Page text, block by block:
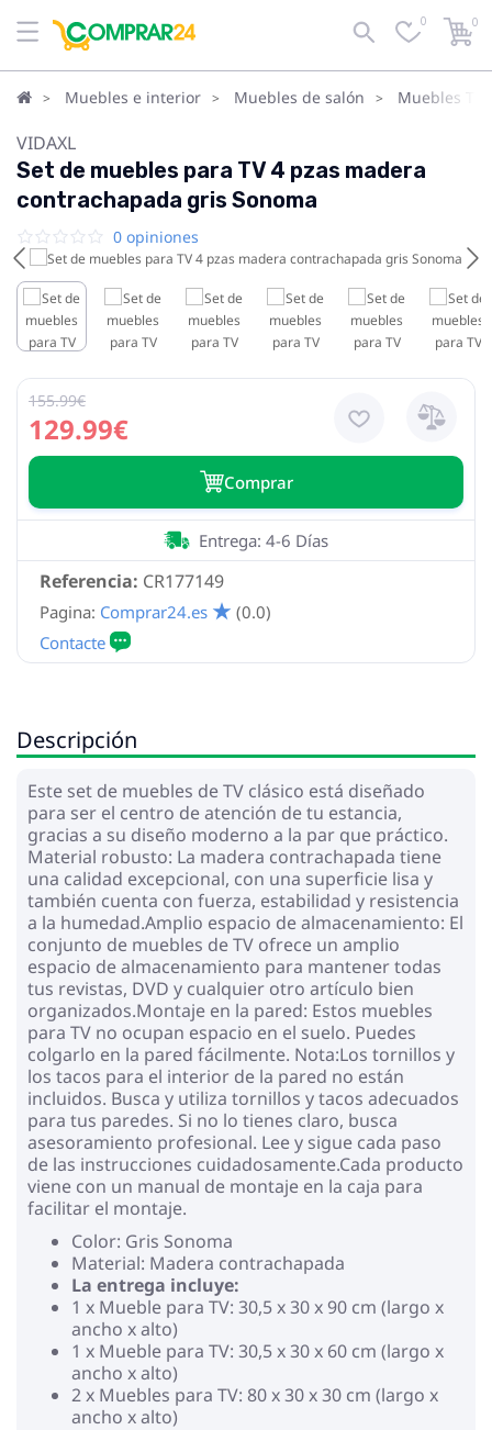
0 0
Muebles e interior Muebles de salón Muebles TV
VIDAXL
Set de muebles para TV 4 pzas madera
contrachapada gris Sonoma
0 opiniones
129.99€
155.99€
Сomprar
Referencia: CR177149
Entrega: 4-6 Días
Pagina: Comprar24.es (0.0)
Descripción
Este set de muebles de TV clásico está diseñado
para ser el centro de atención de tu estancia,
gracias a su diseño moderno a la par que práctico.
Material robusto: La madera contrachapada tiene
una calidad excepcional, con una superficie lisa y
también cuenta con fuerza, estabilidad y resistencia
a la humedad.Amplio espacio de almacenamiento: El
conjunto de muebles de TV ofrece un amplio
espacio de almacenamiento para mantener todas
tus revistas, DVD y cualquier otro artículo bien
organizados.Montaje en la pared: Estos muebles
para TV no ocupan espacio en el suelo. Puedes
colgarlo en la pared fácilmente. Nota:Los tornillos y
los tacos para el interior de la pared no están
incluidos. Busca y utiliza tornillos y tacos adecuados
para tus paredes. Si no lo tienes claro, busca
asesoramiento profesional. Lee y sigue cada paso
de las instrucciones cuidadosamente.Cada producto
viene con un manual de montaje en la caja para
facilitar el montaje.
Color: Gris Sonoma
Material: Madera contrachapada
La entrega incluye:
1 x Mueble para TV: 30,5 x 30 x 90 cm (largo x
ancho x alto)
1 x Mueble para TV: 30,5 x 30 x 60 cm (largo x
ancho x alto)
2 x Muebles para TV: 80 x 30 x 30 cm (largo x
ancho x alto)